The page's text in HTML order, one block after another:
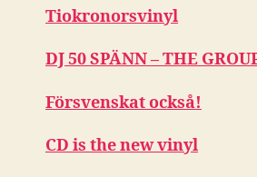
Tiokronorsvinyl
DJ 50 SPÄNN – THE
Försvenskat också!
CD is the new vinyl